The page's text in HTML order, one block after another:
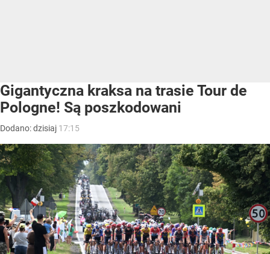
Gigantyczna kraksa na trasie Tour de
Pologne! Są poszkodowani
Dodano:dzisiaj 17:15